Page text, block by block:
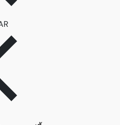
ลบตัวกรอง NORTH STAR